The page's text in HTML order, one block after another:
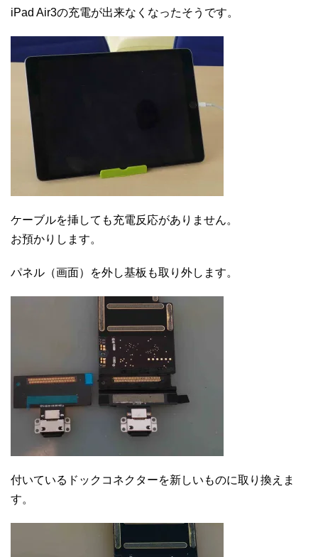
iPad Air3の充電が出来なくなったそうです。
ケーブルを挿しても充電反応がありません。
お預かりします。
パネル（画面）を外し基板も取り外します。
付いているドックコネクターを新しいものに取り換えま
す。